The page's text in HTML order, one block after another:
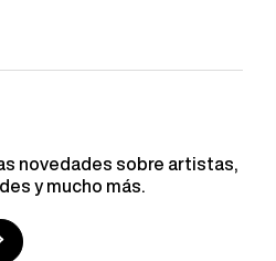
novedades sobre artistas,
y mucho más.